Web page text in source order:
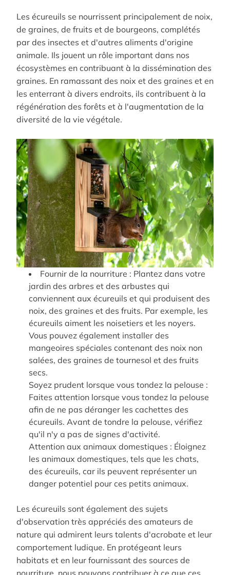
Les écureuils se nourrissent principalement de noix,
de graines, de fruits et de bourgeons, complétés
par des insectes et d'autres aliments d'origine
animale. Ils jouent un rôle important dans nos
écosystèmes en contribuant à la dissémination des
graines. En ramassant des noix et des graines et en
les enterrant à divers endroits, ils contribuent à la
régénération des forêts et à l'augmentation de la
diversité de la vie végétale.
Fournir de la nourriture : Plantez dans votre
jardin des arbres et des arbustes qui
conviennent aux écureuils et qui produisent des
noix, des graines et des fruits. Par exemple, les
écureuils aiment les noisetiers et les noyers.
Vous pouvez également installer des
mangeoires spéciales contenant des noix non
salées, des graines de tournesol et des fruits
secs.
Soyez prudent lorsque vous tondez la pelouse :
Faites attention lorsque vous tondez la pelouse
afin de ne pas déranger les cachettes des
écureuils. Avant de tondre la pelouse, vérifiez
qu'il n'y a pas de signes d'activité.
Attention aux animaux domestiques : Éloignez
les animaux domestiques, tels que les chats,
des écureuils, car ils peuvent représenter un
danger potentiel pour ces petits animaux.
Les écureuils sont également des sujets
d'observation très appréciés des amateurs de
nature qui admirent leurs talents d'acrobate et leur
comportement ludique. En protégeant leurs
habitats et en leur fournissant des sources de
nourriture, nous pouvons contribuer à ce que ces